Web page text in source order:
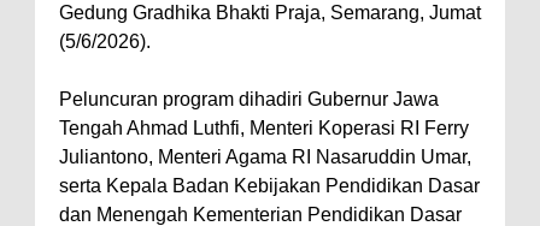
Gedung Gradhika Bhakti Praja, Semarang, Jumat
(5/6/2026).
Peluncuran program dihadiri Gubernur Jawa
Tengah Ahmad Luthfi, Menteri Koperasi RI Ferry
Juliantono, Menteri Agama RI Nasaruddin Umar,
serta Kepala Badan Kebijakan Pendidikan Dasar
dan Menengah Kementerian Pendidikan Dasar